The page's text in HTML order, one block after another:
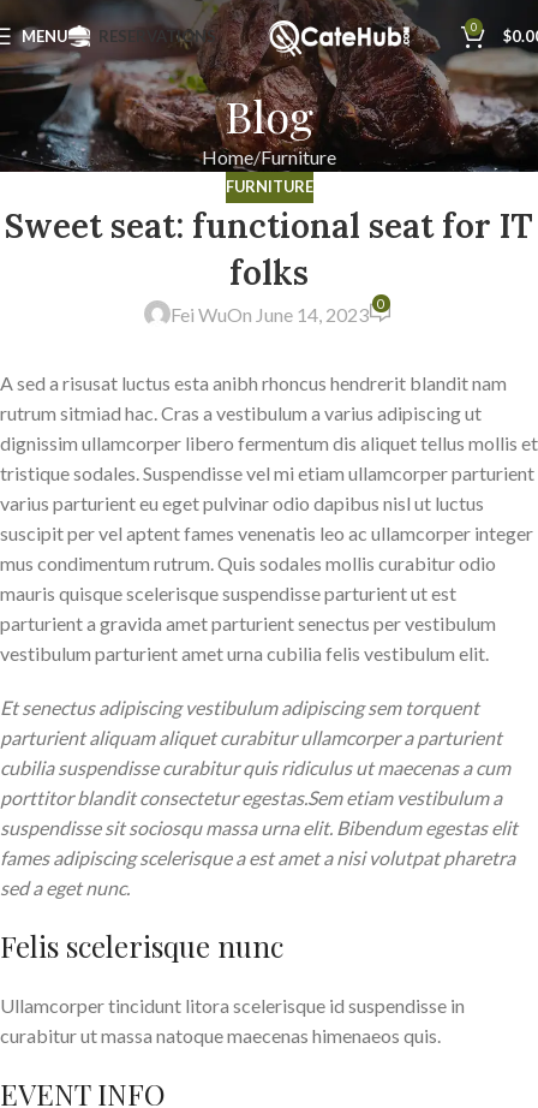
MENU RESERVATIONS 0 $
Blog
Home Furniture
FURNITURE
Sweet seat: functional seat for IT
folks
Fei WuOn June 14, 2023 0
A sed a risusat luctus esta anibh rhoncus hendrerit blandit nam
rutrum sitmiad hac. Cras a vestibulum a varius adipiscing ut
dignissim ullamcorper libero fermentum dis aliquet tellus mollis et
tristique sodales. Suspendisse vel mi etiam ullamcorper parturient
varius parturient eu eget pulvinar odio dapibus nisl ut luctus
suscipit per vel aptent fames venenatis leo ac ullamcorper integer
mus condimentum rutrum. Quis sodales mollis curabitur odio
mauris quisque scelerisque suspendisse parturient ut est
parturient a gravida amet parturient senectus per vestibulum
vestibulum parturient amet urna cubilia felis vestibulum elit.
Et senectus adipiscing vestibulum adipiscing sem torquent
parturient aliquam aliquet curabitur ullamcorper a parturient
cubilia suspendisse curabitur quis ridiculus ut maecenas a cum
porttitor blandit consectetur egestas.Sem etiam vestibulum a
suspendisse sit sociosqu massa urna elit. Bibendum egestas elit
fames adipiscing scelerisque a est amet a nisi volutpat pharetra
sed a eget nunc.
Felis scelerisque nunc
Ullamcorper tincidunt litora scelerisque id suspendisse in
curabitur ut massa natoque maecenas himenaeos quis.
EVENT INFO